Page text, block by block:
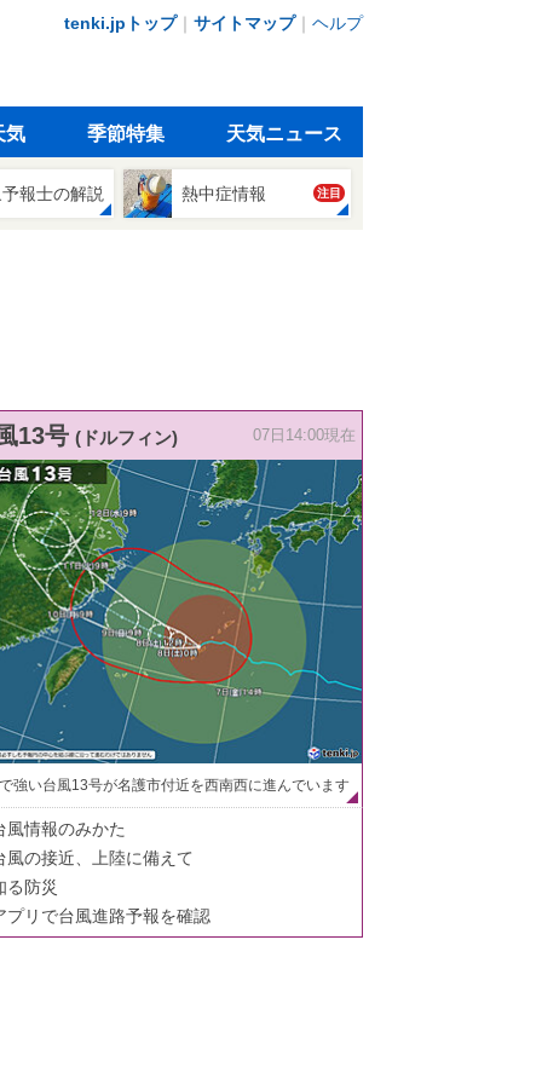
tenki.jpトップ｜ サイトマップ｜ ヘルプ
気 季節特集 天気ニュース
報士の解説 熱中症情報 注目
13号 (ドルフィン) 07日14:00現在
強い台風13号が名護市付近を西南西に進んでいます
風情報のみかた
風の接近、上陸に備えて
る防災
プリで台風進路予報を確認